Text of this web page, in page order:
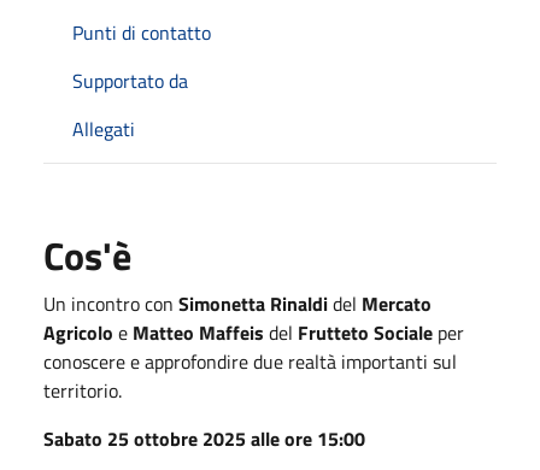
Punti di contatto
Supportato da
Allegati
Cos'è
Un incontro con Simonetta Rinaldidel Mercato
Agricolo e Matteo Maffeis del Frutteto Sociale per
conoscere e approfondire due realtà importanti sul
territorio.
Sabato 25 ottobre 2025 alle ore 15:00